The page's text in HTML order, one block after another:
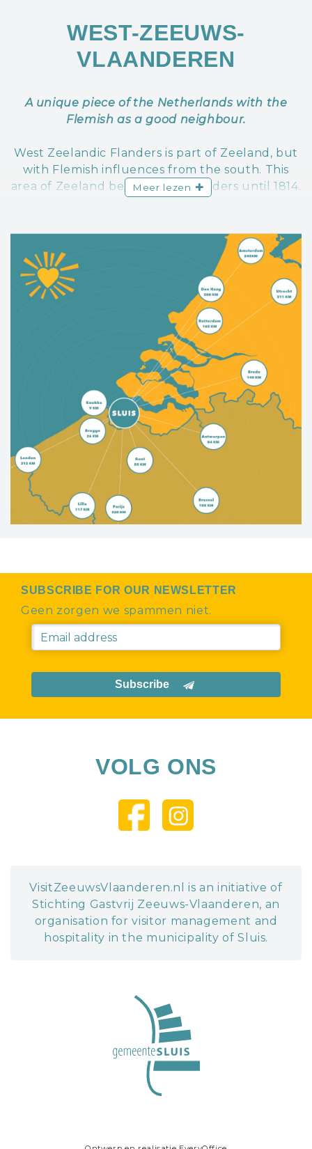
WEST-ZEEUWS-
VLAANDEREN
A unique piece of the Netherlands with the
Flemish as a good neighbour.
West Zeelandic Flanders is part of Zeeland, but
with Flemish influences from the south. This
area of Zeeland belonged to Flanders until 1814.
"epicurean" atmosphere.
West Zeelandic Flanders offers the best of both
worlds; a rich cultural history, picturesque
towns and villages, miles of sandy beaches,
beautiful bike trails, rugged nature—this place
has it all.
Meer lezen
SUBSCRIBE FOR OUR NEWSLETTER
Geen zorgen we spammen niet.
Subscribe
VOLG ONS
VisitZeeuwsVlaanderen.nl is an initiative of
Stichting Gastvrij Zeeuws-Vlaanderen, an
organisation for visitor management and
hospitality in the municipality of Sluis.